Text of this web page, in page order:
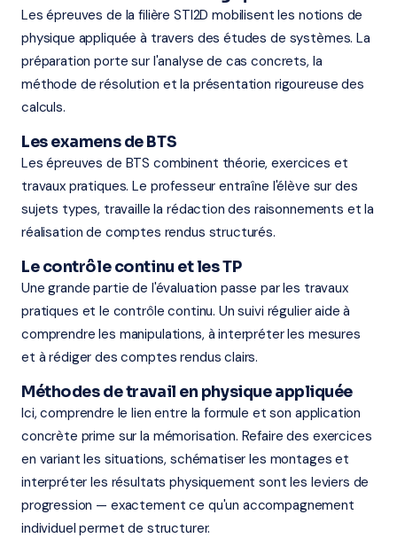
Les épreuves de la filière STI2D mobilisent les notions de
physique appliquée à travers des études de systèmes. La
préparation porte sur l'analyse de cas concrets, la
méthode de résolution et la présentation rigoureuse des
calculs.
Les examens de BTS
Les épreuves de BTS combinent théorie, exercices et
travaux pratiques. Le professeur entraîne l'élève sur des
sujets types, travaille la rédaction des raisonnements et la
réalisation de comptes rendus structurés.
Le contrôle continu et les TP
Une grande partie de l'évaluation passe par les travaux
pratiques et le contrôle continu. Un suivi régulier aide à
comprendre les manipulations, à interpréter les mesures
et à rédiger des comptes rendus clairs.
Méthodes de travail en physique appliquée
Ici, comprendre le lien entre la formule et son application
concrète prime sur la mémorisation. Refaire des exercices
en variant les situations, schématiser les montages et
interpréter les résultats physiquement sont les leviers de
progression — exactement ce qu'un accompagnement
individuel permet de structurer.